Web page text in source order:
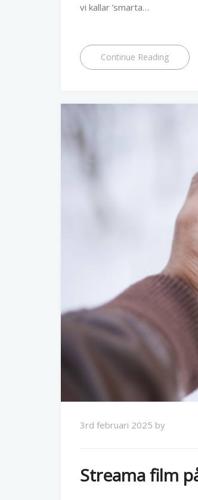
vi kallar ’smarta…
Continue Reading
3rd februari 2025 by
Streama film